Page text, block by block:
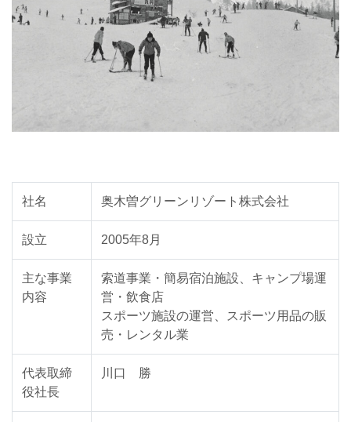
社名 奥木曽グリーンリゾート株式会社
設立 2005年8月
主な事業
内容
索道事業・簡易宿泊施設、キャンプ場運
営・飲食店
スポーツ施設の運営、スポーツ用品の販
売・レンタル業
代表取締
役社長
川口 勝